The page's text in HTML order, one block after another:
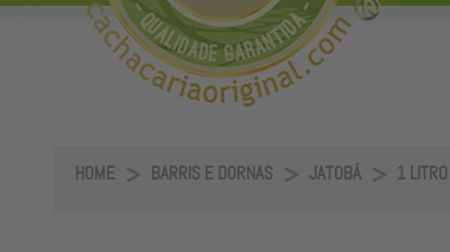
HOME BARRIS E DORNAS JATOBÁ 1 LITRO